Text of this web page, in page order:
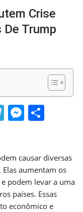
Crise
Trump
Telegram
causar diversas
aumentam os
podem levar a uma
países. Essas
econômico e